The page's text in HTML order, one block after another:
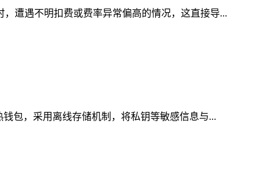
遭遇不明扣费或费率异常偏高的情况，这直接导...
包，采用离线存储机制，将私钥等敏感信息与...